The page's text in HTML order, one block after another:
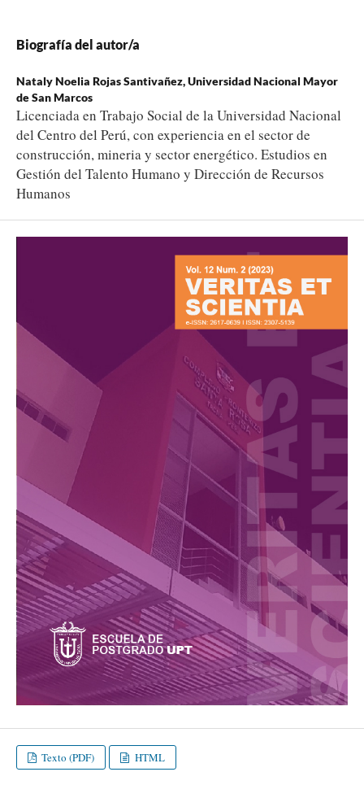
Biografía del autor/a
Nataly Noelia Rojas Santivañez,Universidad Nacional Mayor
de San Marcos
Licenciada en Trabajo Social de la Universidad Nacional
del Centro del Perú, con experiencia en el sector de
construcción, mineria y sector energético. Estudios en
Gestión del Talento Humano y Dirección de Recursos
Humanos
Texto (PDF) HTML